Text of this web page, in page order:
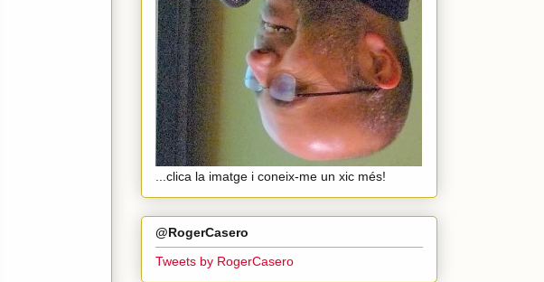
...clica la imatge i coneix-me un xic més!
@RogerCasero
Tweets by RogerCasero